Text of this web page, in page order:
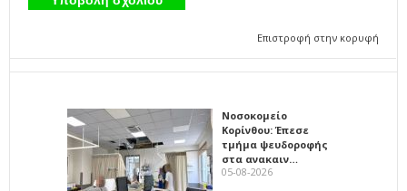
Επιστροφή στην κορυφή
Νοσοκομείο
Κορίνθου: Έπεσε
τμήμα ψευδοροφής
στα ανακαιν…
05-08-2026